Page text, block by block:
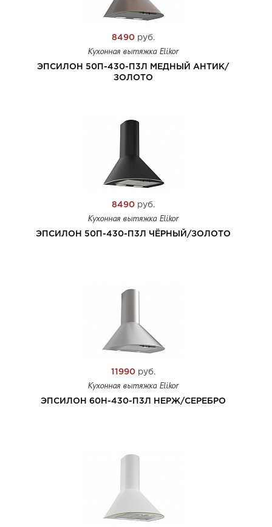
8490руб.
Кухонная вытяжка Elikor
ЭПСИЛОН 50П-430-П3Л МЕДНЫЙ АНТИК/
ЗОЛОТО
8490руб.
Кухонная вытяжка Elikor
ЭПСИЛОН 50П-430-П3Л ЧЁРНЫЙ/ЗОЛОТО
11990руб.
Кухонная вытяжка Elikor
ЭПСИЛОН 60Н-430-П3Л НЕРЖ/СЕРЕБРО